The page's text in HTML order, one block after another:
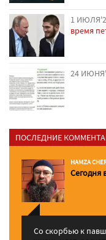
1
время
24
ПОСЛЕДНИЕ
HAMZA
Сегодня
Со скорбью к